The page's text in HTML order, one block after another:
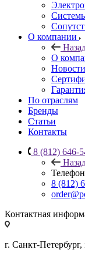
О компании
О
Новости
По отраслям
Бренды
Статьи
Контакты
8 (812) 646-
8 (812)
Контактная
г. Санкт-